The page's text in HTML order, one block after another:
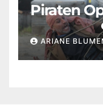
Piraten
ARIANE